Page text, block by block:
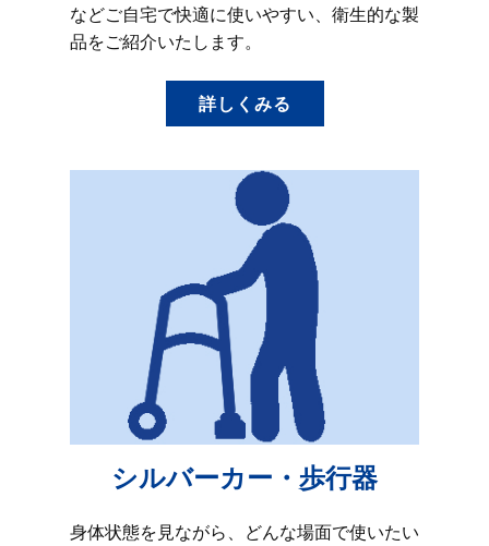
などご自宅で快適に使いやすい、衛生的な製
品をご紹介いたします。
詳しくみる
シルバーカー・歩行器
身体状態を見ながら、どんな場面で使いたい